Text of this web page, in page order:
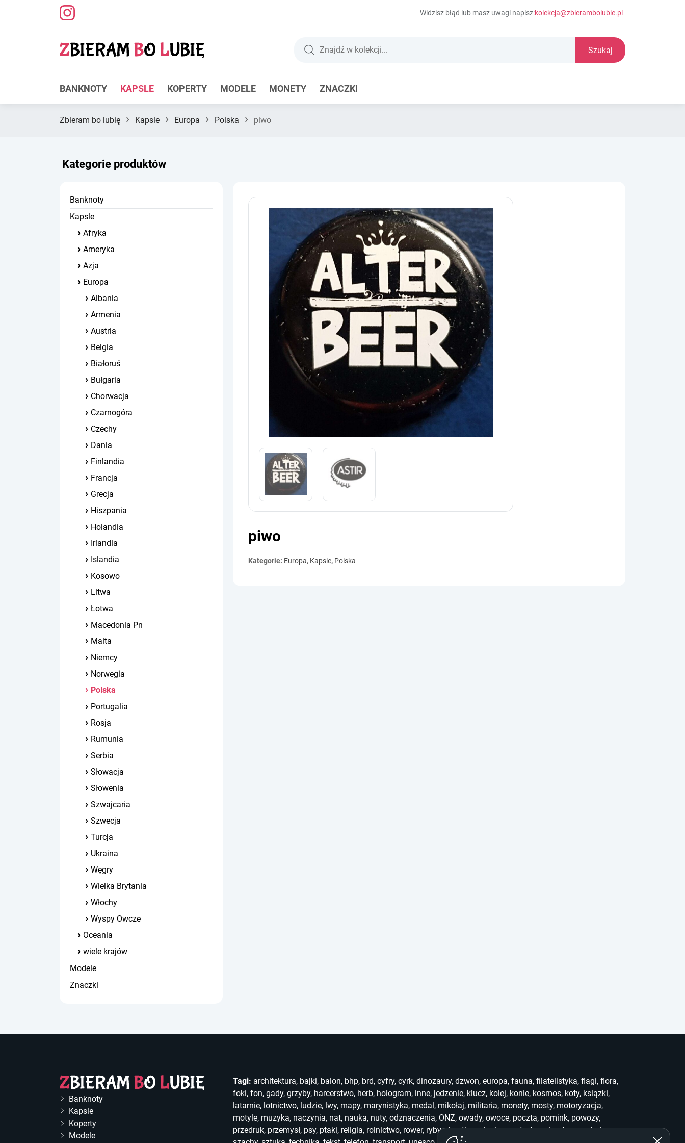
Widzisz błąd lub masz uwagi napisz:kolekcja@zbierambolubie.pl
Szukaj
BANKNOTY KAPSLE KOPERTY MODELE MONETY ZNACZKI
Zbieram bo lubię › Kapsle › Europa › Polska › piwo
Kategorie produktów
Banknoty
Kapsle
Afryka
Ameryka
Azja
Europa
Albania
Armenia
Austria
Belgia
Białoruś
Bułgaria
Chorwacja
Czarnogóra
Czechy
Dania
Finlandia
Francja
Grecja
Hiszpania
Holandia
Irlandia
Islandia
Kosowo
Litwa
Łotwa
Macedonia Pn
Malta
Niemcy
Norwegia
Polska
Portugalia
Rosja
Rumunia
Serbia
Słowacja
Słowenia
Szwajcaria
Szwecja
Turcja
Ukraina
Węgry
Wielka Brytania
Włochy
Wyspy Owcze
Oceania
wiele krajów
Modele
Znaczki
piwo
Kategorie: Europa, Kapsle, Polska
Banknoty
Kapsle
Koperty
Modele
Tagi: architektura, bajki, balon, bhp, brd, cyfry, cyrk, dinozaury, dzwon, europa, fauna, filatelistyka, flagi, flora,
foki, fon, gady, grzyby, harcerstwo, herb, hologram, inne, jedzenie, klucz, kolej, konie, kosmos, koty, ksiązki,
latarnie, lotnictwo, ludzie, lwy, mapy, marynistyka, medal, mikołaj, militaria, monety, mosty, motoryzacja,
motyle, muzyka, naczynia, nat, nauka, nuty, odznaczenia, ONZ, owady, owoce, poczta, pomink, powozy,
przedruk, przemysł, psy, ptaki, religia, rolnictwo, rower, ryby,skauting słonie sport stemple stra symbole